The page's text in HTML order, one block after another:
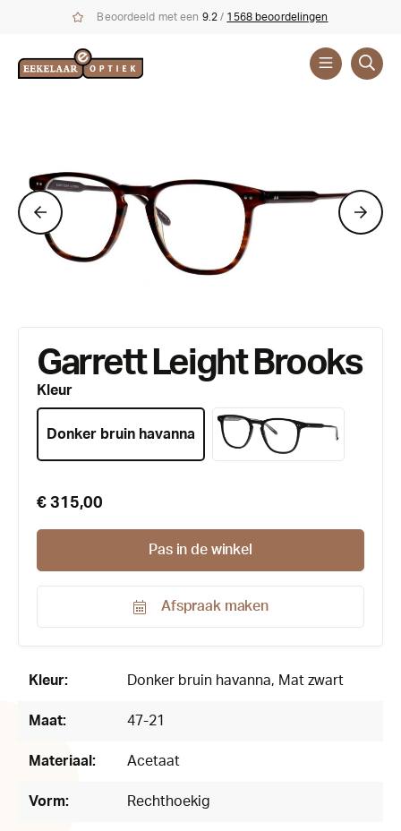
Beoordeeld met een 9.2 / 1568 beoordelingen
Garrett Leight Brooks
Kleur
Donker bruin havanna
€ 315,00
Pas in de winkel
Afspraak maken
Kleur:
Donker bruin havanna, Mat zwart
Maat: 47-21
Materiaal: Acetaat
Vorm: Rechthoekig